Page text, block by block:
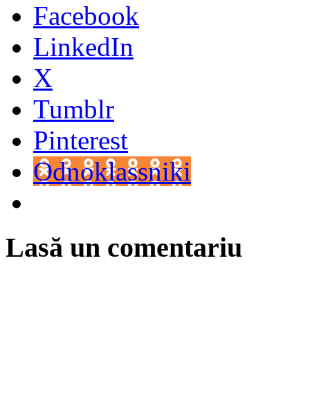
Facebook
LinkedIn
X
Tumblr
Pinterest
Odnoklassniki
Lasă un comentariu